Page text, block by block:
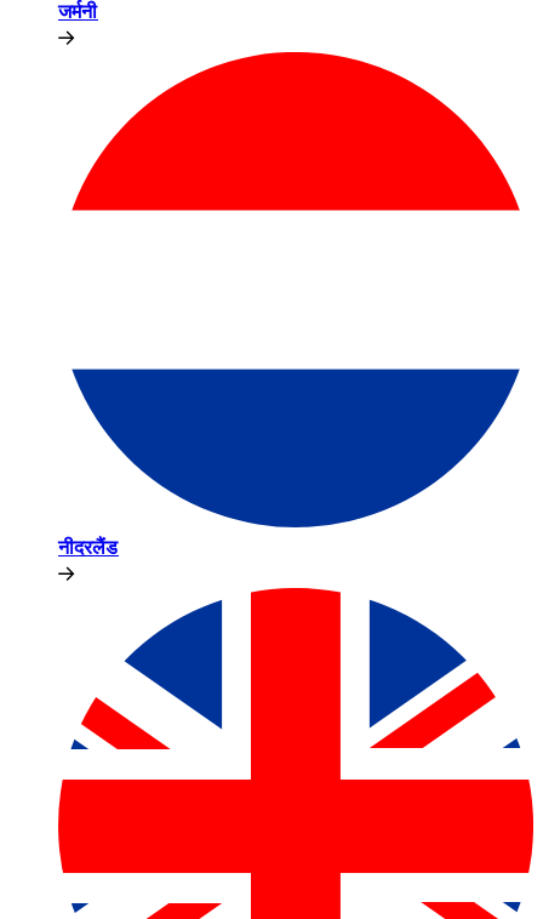
जर्मनी​​
नीदरलैंड​​